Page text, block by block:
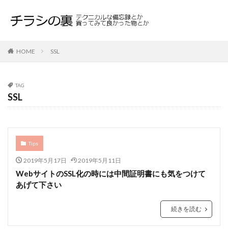
HOME SSL
TAG
SSL
Tips
2019年5月17日 2019年5月11日
WebサイトのSSL化の時には中間証明書にも気をつけて
あげて下さい
続きを読む